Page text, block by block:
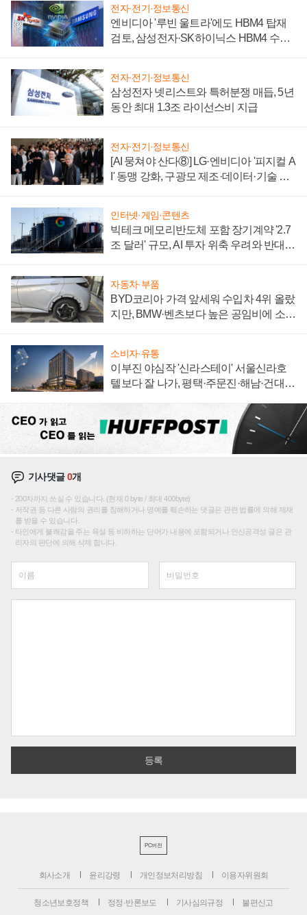
전자·전기·정보통신
엔비디아 '루빈 울트라'에도 HBM4 탑재
검토, 삼성전자·SK하이닉스 HBM4 수율
전자·전기·정보통신
삼성전자 넷리스트와 특허분쟁 매듭, 5년
동안 최대 1.3조 라이선스비 지급
전자·전기·정보통신
[AI 뭉쳐야 산다⑧] LG·엔비디아 '피지컬 A
I' 동맹 강화, 구광모 제조·데이터·기술 결
인터넷·게임·콘텐츠
빅테크 메모리반도체 포함 장기계약 '2.7
조 달러' 규모, AI 투자 위축 우려와 반대
자동차·부품
BYD코리아 가격 앞세워 수입차 4위 올랐
지만, BMW·벤츠보다 높은 공임비에 소비
소비자·유통
이부진 야심작 '신라스테이' 서울신라호
텔보다 잘 나가, 평택·주문진·해남·건대로
기사댓글0개
200자까지 쓰실 수 있습니다. (현재 0 byte / 최대 400byte)
저작권 등 다른 사람의 권리를 침해하거나 명예를 훼손하는 댓글은 관련 법률에 의해 제재
를 받을 수 있습니다.
타인에게 불쾌감을 주는 욕설 등 비하하는 단어가 내용에 포함되거나 인신공격성 글은 관
리자의 판단에 의해 삭제 합니다.
PC버전
회사소개 윤리강령 개인정보처리방침 이용자위원회
청소년보호정책 정정·반론보도 기사심의규정 불편신고